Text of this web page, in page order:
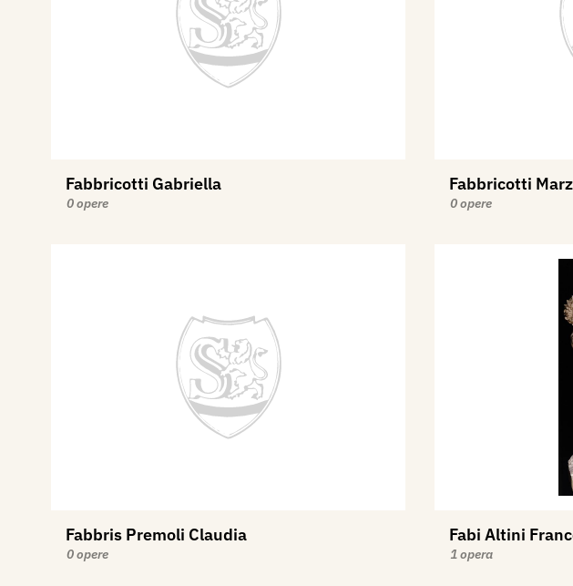
Fabbricotti Gabriella
0 opere
Fabbricotti
0 opere
Fabbris Premoli Claudia
0 opere
Fabi Altini
1 opera